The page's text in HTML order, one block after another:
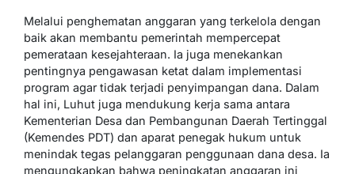
Melalui penghematan anggaran yang terkelola dengan
baik akan membantu pemerintah mempercepat
pemerataan kesejahteraan. Ia juga menekankan
pentingnya pengawasan ketat dalam implementasi
program agar tidak terjadi penyimpangan dana. Dalam
hal ini, Luhut juga mendukung kerja sama antara
Kementerian Desa dan Pembangunan Daerah Tertinggal
(Kemendes PDT) dan aparat penegak hukum untuk
menindak tegas pelanggaran penggunaan dana desa. Ia
mengungkapkan bahwa peningkatan anggaran ini